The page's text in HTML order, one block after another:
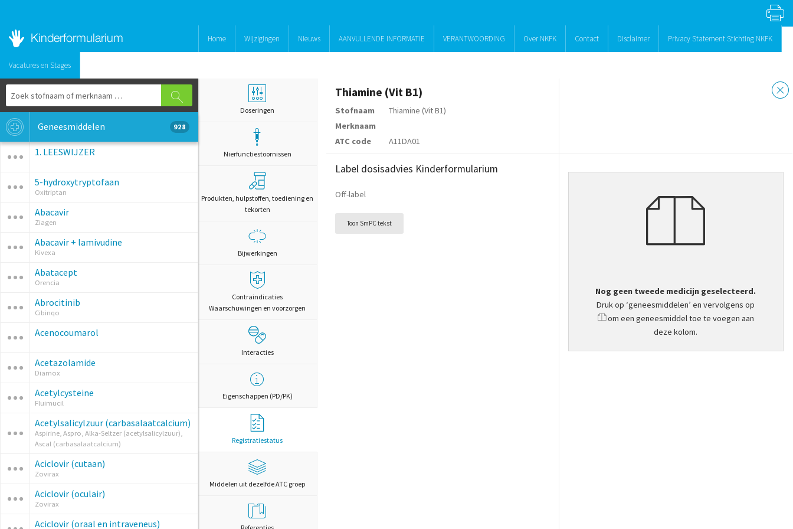
Home Wijzigingen Nieuws AANVULLENDE INFORMATIE VERANTWOORDING Over NKFK Contact Disclaimer Privacy Statement Stichting NKFK
Vacatures en Stages
Geneesmiddelen 928
1. LEESWIJZER
5-hydroxytryptofaan
Oxitriptan
Abacavir
Ziagen
Abacavir + lamivudine
Kivexa
Abatacept
Orencia
Abrocitinib
Cibinqo
Acenocoumarol
Acetazolamide
Diamox
Acetylcysteine
Fluimucil
Acetylsalicylzuur (carbasalaatcalcium)
Aspirine, Aspro, Alka-Seltzer (acetylsalicylzuur),
Ascal (carbasalaatcalcium)
Aciclovir (cutaan)
Zovirax
Aciclovir (oculair)
Zovirax
Aciclovir (oraal en intraveneus)
Doseringen
Nierfunctiestoornissen
Produkten, hulpstoffen, toediening en
tekorten
Bijwerkingen
Contraindicaties
Waarschuwingen en voorzorgen
Interacties
Eigenschappen (PD/PK)
Registratiestatus
Middelen uit dezelfde ATC groep
Thiamine (Vit B1)
Stofnaam
Thiamine (Vit B1)
Merknaam
ATC code
A11DA01
Label dosisadvies Kinderformularium
Off-label
Toon SmPC tekst
Nog geen tweede medicijn geselecteerd.
Druk op ‘geneesmiddelen’ en vervolgens op
om een geneesmiddel toe te voegen aan
deze kolom.